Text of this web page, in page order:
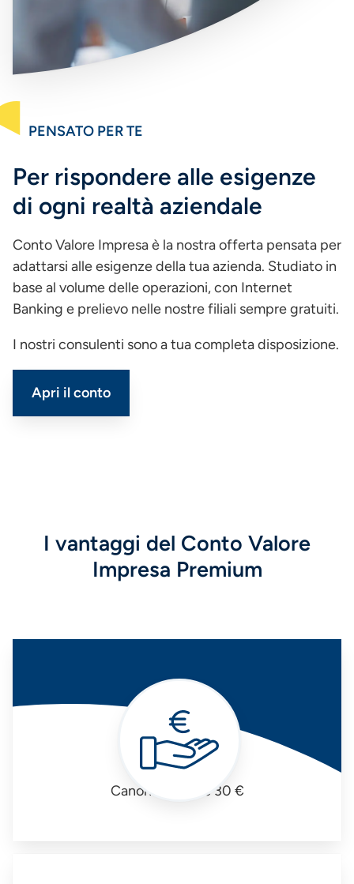
PENSATO PER TE
Per rispondere alle esigenze
di ogni realtà aziendale
Conto Valore Impresa è la nostra offerta pensata per
adattarsi alle esigenze della tua azienda. Studiato in
base al volume delle operazioni, con Internet
Banking e prelievo nelle nostre filiali sempre gratuiti.
I nostri consulenti sono a tua completa disposizione.
Apri il conto
I vantaggi del Conto Valore
Impresa Premium
Canone mensile 30 €